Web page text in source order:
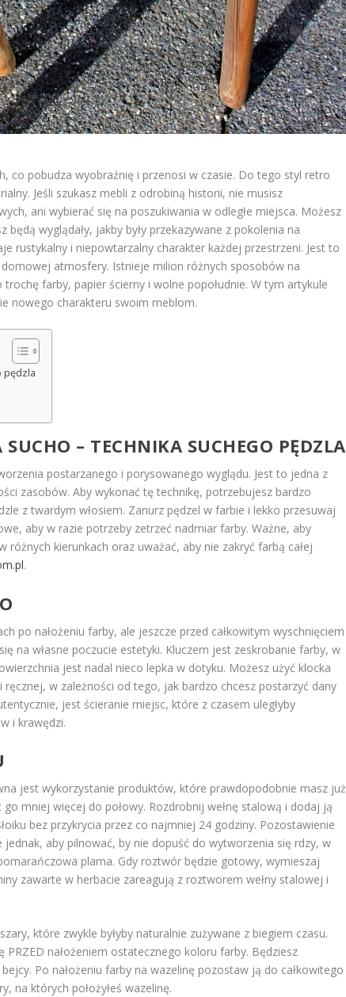
co pobudza wyobraźnię i przenosi w czasie. Do tego styl retro
Jeśli szukasz mebli z odrobiną historii, nie musisz
ani wybierać się na poszukiwania w odległe miejsca. Możesz
wyglądały, jakby były przekazywane z pokolenia na
rustykalny i niepowtarzalny charakter każdej przestrzeni. Jest to
atmosfery. Istnieje milion różnych sposobów na
farby, papier ścierny i wolne popołudnie. W tym artykule
nowego charakteru swoim meblom.
pędzla
– TECHNIKA SUCHEGO PĘDZLA
postarzanego i porysowanego wyglądu. Jest to jedna z
zasobów. Aby wykonać tę technikę, potrzebujesz bardzo
z twardym włosiem. Zanurz pędzel w farbie i lekko przesuwaj
aby w razie potrzeby zetrzeć nadmiar farby. Ważne, aby
kierunkach oraz uważać, aby nie zakryć farbą całej
.
po nałożeniu farby, ale jeszcze przed całkowitym wyschnięciem
na własne poczucie estetyki. Kluczem jest zeskrobanie farby, w
jest nadal nieco lepka w dotyku. Możesz użyć klocka
ręcznej, w zależności od tego, jak bardzo chcesz postarzyć dany
jest ścieranie miejsc, które z czasem uległyby
i krawędzi.
jest wykorzystanie produktów, które prawdopodobnie masz już
mniej więcej do połowy. Rozdrobnij wełnę stalową i dodaj ją
bez przykrycia przez co najmniej 24 godziny. Pozostawienie
aby pilnować, by nie dopuść do wytworzenia się rdzy, w
plama. Gdy roztwór będzie gotowy, wymieszaj
zawarte w herbacie zareagują z roztworem wełny stalowej i
które zwykle byłyby naturalnie zużywane z biegiem czasu.
nałożeniem ostatecznego koloru farby. Będziesz
Po nałożeniu farby na wazelinę pozostaw ją do całkowitego
na których położyłeś wazelinę.